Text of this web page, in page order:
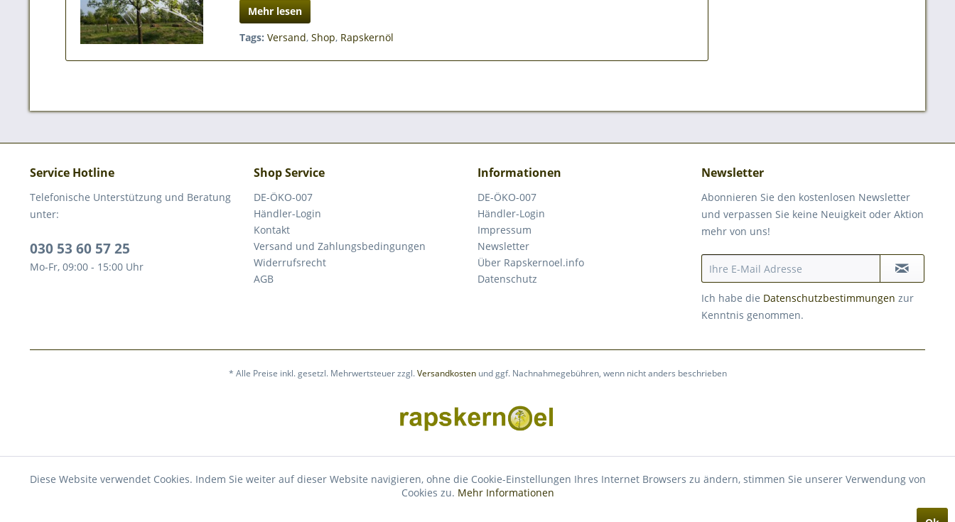
Mehr lesen
Tags: Versand,Shop, Rapskernöl
Service Hotline
Telefonische Unterstützung und Beratung
unter:
030 53 60 57 25
Mo-Fr, 09:00 - 15:00 Uhr
Shop Service
DE-ÖKO-007
Händler-Login
Kontakt
Versand und Zahlungsbedingungen
Widerrufsrecht
AGB
Informationen
DE-ÖKO-007
Händler-Login
Impressum
Newsletter
Über Rapskernoel.info
Datenschutz
Newsletter
Abonnieren Sie den kostenlosen Newsletter
und verpassen Sie keine Neuigkeit oder Aktion
mehr von uns!
Ich habe die Datenschutzbestimmungen zur
Kenntnis genommen.
* Alle Preise inkl. gesetzl. Mehrwertsteuer zzgl.Versandkostenund ggf. Nachnahmegebühren, wenn nicht anders beschrieben
Diese Website verwendet Cookies. Indem Sie weiter auf dieser Website navigieren, ohne die Cookie-Einstellungen Ihres Internet Browsers zu ändern, stimmen Sie unserer Verwendung von
Cookies zu. Mehr Informationen